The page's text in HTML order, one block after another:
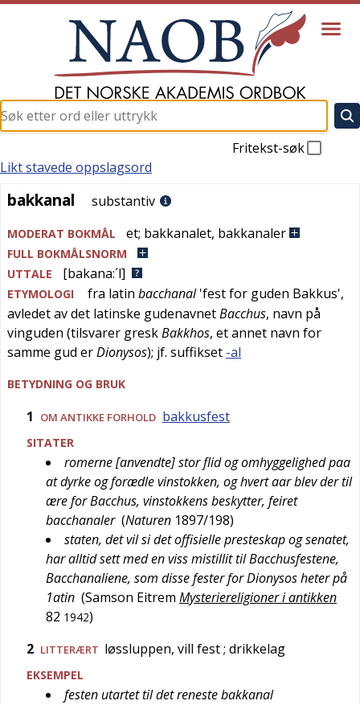
Fritekst-søk
bakkanal
Likt stavede oppslagsord
bakkanal substantiv
MODERAT BOKMÅL et; bakkanalet, bakkanaler
FULL BOKMÅLSNORM
UTTALE
[bakana:´l]
ETYMOLOGI fra latin bacchanal'fest for guden Bakkus',
avledet av det latinske gudenavnetBacchus, navn på
vinguden (tilsvarer greskBakkhos, et annet navn for
samme gud erDionysos); jf. suffikset -al
BETYDNING OG BRUK
1 OM ANTIKKE FORHOLD bakkusfest
SITATER
romerne [anvendte] stor flid og omhyggelighed paa
at dyrke og forædle vinstokken, og hvert aar blev der til
ære for Bacchus, vinstokkens beskytter, feiret
bacchanaler (Naturen 1897/198)
staten, det vil si det offisielle presteskap og senatet,
har alltid sett med en viss mistillit til Bacchusfestene,
Bacchanaliene, som disse fester for Dionysos heter på
1atin (Samson Eitrem Mysteriereligioner i antikken
82 1942)
2 LITTERÆRT løssluppen, vill fest; drikkelag
EKSEMPEL
festen utartet til det reneste bakkanal